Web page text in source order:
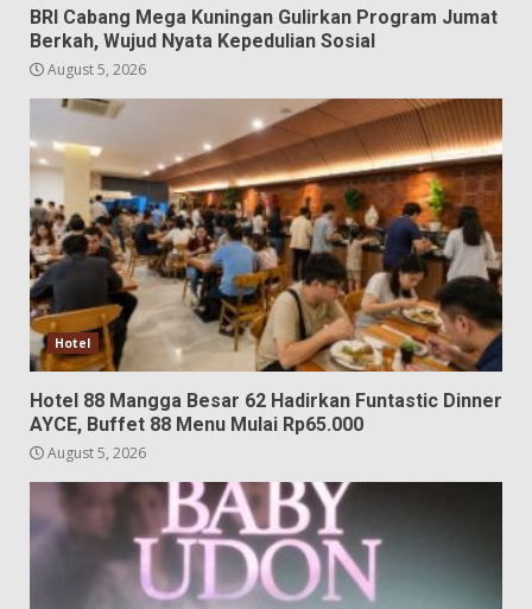
BRI Cabang Mega Kuningan Gulirkan Program Jumat
Berkah, Wujud Nyata Kepedulian Sosial
August 5, 2026
Hotel
Hotel 88 Mangga Besar 62 Hadirkan Funtastic Dinner
AYCE, Buffet 88 Menu Mulai Rp65.000
August 5, 2026